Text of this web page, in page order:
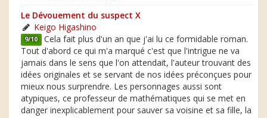
Le Dévouement du suspect X
Keigo Higashino
9/10 Cela fait plus d'un an que j'ai lu ce formidable roman.
Tout d'abord ce qui m'a marqué c'est que l'intrigue ne va
jamais dans le sens que l'on attendait, l'auteur trouvant des
idées originales et se servant de nos idées préconçues pour
mieux nous surprendre. Les personnages aussi sont
atypiques, ce professeur de mathématiques qui se met en
danger inexplicablement pour sauver sa voisine et sa fille, la